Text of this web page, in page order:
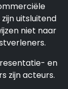
uitsluitend
niet naar
en
zijn acteurs.